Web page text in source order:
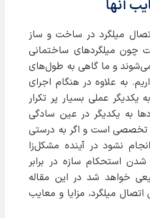
آنها
میلگرد در ساخت و ساز
چون میلگردهای ساختمانی
تولید می‌شوند و ما گاهی به طول‌های
به علاوه در هنگام اجرای
یکدیگر عملی بسیار پر تکرار
به یکدیگر در عین سادگی
تخصصی است و اگر به درستی
نشود در آینده مشکل‌زا
استحکام سازه در برابر
خواهد شد در این مقاله
میلگرد، مزایا و معایب